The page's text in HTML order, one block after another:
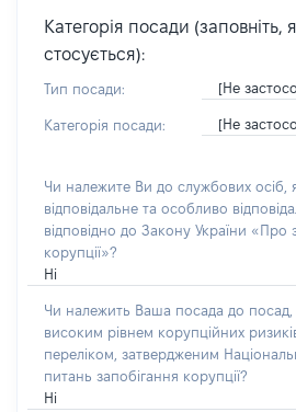
Категорія посади (заповніть,
стосується):
Тип посади: [Не
Категорія посади: [Не
Чи належите Ви до службових осіб,
відповідальне та особливо
відповідно до Закону України «Про
корупції»?
Ні
Чи належить Ваша посада до посад,
високим рівнем корупційних
переліком, затвердженим
питань запобігання корупції?
Ні